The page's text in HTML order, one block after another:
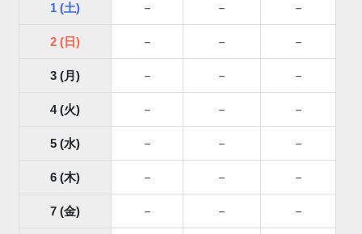
1 (土) － － －
2 (日) － － －
3 (月) － － －
4 (火) － － －
5 (水) － － －
6 (木) － － －
7 (金) － － －